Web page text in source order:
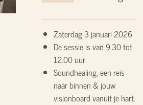
Zaterdag 3 januari 2026
De sessie is van 9.30 tot
12.00 uur
Soundhealing, een reis
naar binnen & jouw
visionboard vanuit je hart.